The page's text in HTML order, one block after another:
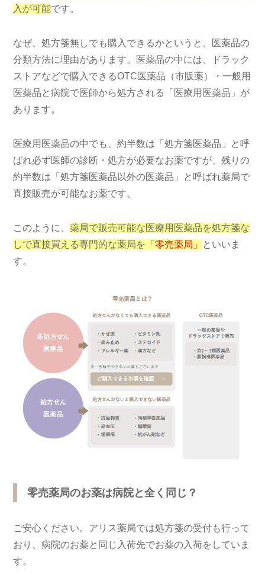
入が可能です。
なぜ、処方箋無しでも購入できるかというと、医薬品の
分類方法に理由があります。医薬品の中には、ドラック
ストアなどで購入できるOTC医薬品（市販薬）・一般用
医薬品と病院で医師から処方される「医療用医薬品」が
あります。
医療用医薬品の中でも、約半数は「処方箋医薬品」と呼
ばれ必ず医師の診断・処方が必要なお薬ですが、残りの
約半数は「処方箋医薬品以外の医薬品」と呼ばれ薬局で
直接販売が可能なお薬です。
このように、薬局で販売可能な医療用医薬品を処方箋な
しで直接買える専門的な薬局を
「零売薬局」
といいま
す。
零売薬局のお薬は病院と全く同じ？
ご安心ください。アリス薬局では処方箋の受付も行って
おり、病院のお薬と同じ入荷先でお薬の入荷をしていま
す。